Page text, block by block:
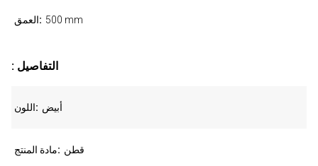
العمق 500 mm
: التفاصيل
اللون أبيض
مادة المنتج قطن